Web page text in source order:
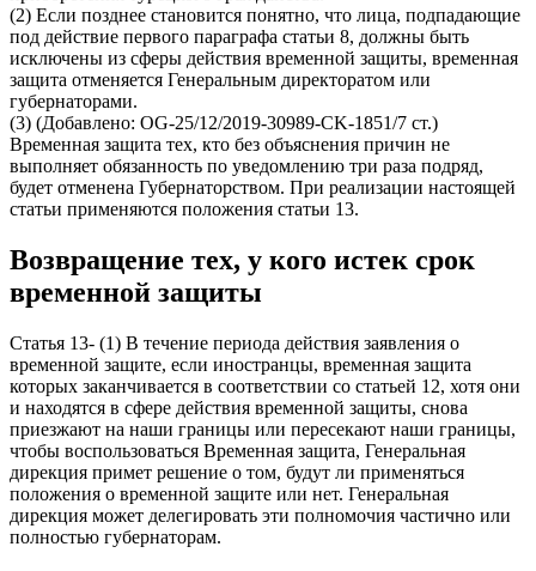
(2) Если позднее становится понятно, что лица, подпадающие
под действие первого параграфа статьи 8, должны быть
исключены из сферы действия временной защиты, временная
защита отменяется Генеральным директоратом или
губернаторами.
(3) (Добавлено: OG-25/12/2019-30989-CK-1851/7 ст.)
Временная защита тех, кто без объяснения причин не
выполняет обязанность по уведомлению три раза подряд,
будет отменена Губернаторством. При реализации настоящей
статьи применяются положения статьи 13.
Возвращение тех, у кого истек срок
временной защиты
Статья 13- (1) В течение периода действия заявления о
временной защите, если иностранцы, временная защита
которых заканчивается в соответствии со статьей 12, хотя они
и находятся в сфере действия временной защиты, снова
приезжают на наши границы или пересекают наши границы,
чтобы воспользоваться Временная защита, Генеральная
дирекция примет решение о том, будут ли применяться
положения о временной защите или нет. Генеральная
дирекция может делегировать эти полномочия частично или
полностью губернаторам.